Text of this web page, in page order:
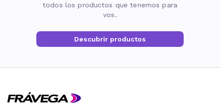
todos los productos que tenemos para
vos.
Descubrir productos